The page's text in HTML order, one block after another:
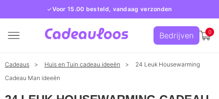
Voor 15.00 besteld, vandaag verzonden
Bedrijven 0
Cadeaus Huis en Tuin cadeau ideeën
24 Leuk Housewarming
Cadeau Man ideeën